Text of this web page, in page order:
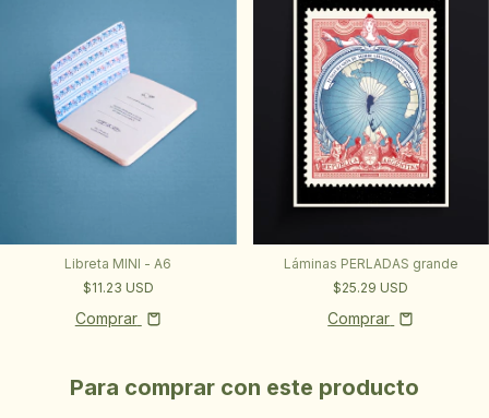
Libreta MINI - A6
$11.23 USD
Comprar
Láminas PERLADAS grande
$25.29 USD
Comprar
Para comprar con este producto